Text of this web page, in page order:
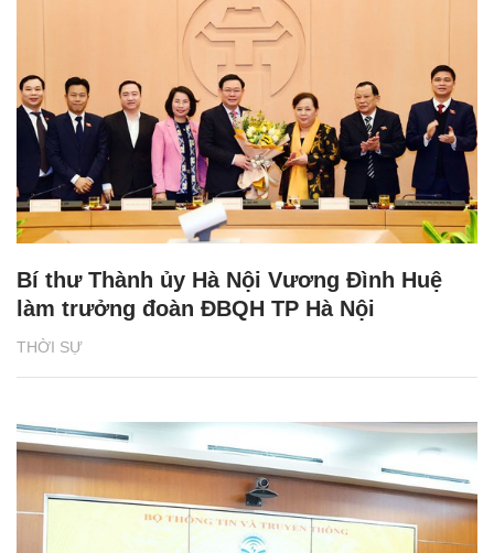
THỜI SỰ
Bí thư Thành ủy Hà Nội Vương Đình Huệ
làm trưởng đoàn ĐBQH TP Hà Nội